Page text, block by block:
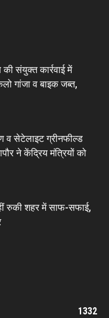
संयुक्त कार्रवाई में
गांजा व बाइक जब्त,
व सेटेलाइट ग्रीनफील्ड
ने केंद्रिय मंत्रियों को
रुकी शहर में साफ-सफाई,
1332